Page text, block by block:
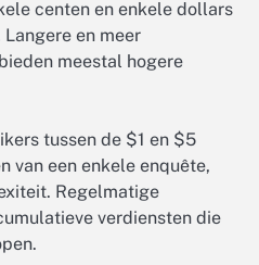
centen en enkele dollars
en meer
meestal hogere
tussen de $1 en $5
van een enkele enquête,
Regelmatige
verdiensten die